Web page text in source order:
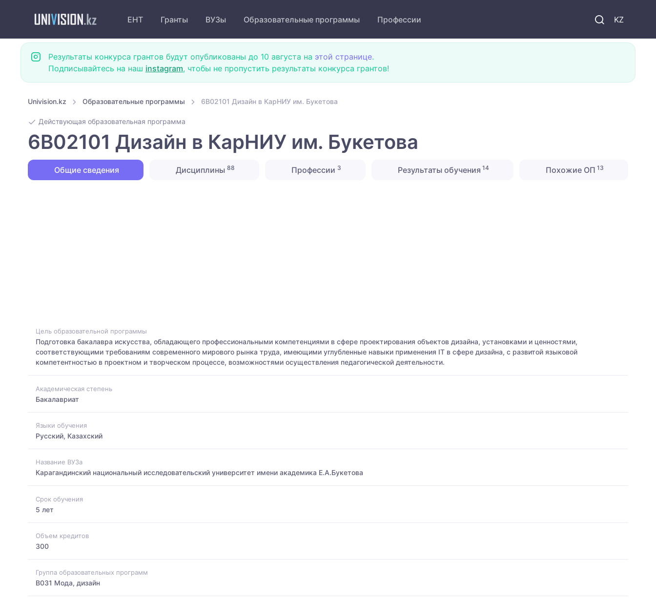
KZ
ЕНТ Гранты ВУЗы Образовательные программы Профессии
Результаты конкурса грантов будут опубликованы до 10 августа на этой странице.
Подписывайтесь на наш instagram, чтобы не пропустить результаты конкурса грантов!
Univision.kz Образовательные программы 6B02101 Дизайн в КарНИУ им. Букетова
Действующая образовательная программа
6B02101 Дизайн в КарНИУ им. Букетова
Общие сведения Дисциплины 88 Профессии 3 Результаты обучения 14 Похожие ОП 13
Цель образовательной программы
Подготовка бакалавра искусства, обладающего профессиональными компетенциями в сфере проектирования объектов дизайна, установками и ценностями,
соответствующими требованиям современного мирового рынка труда, имеющими углубленные навыки применения IT в сфере дизайна, с развитой языковой
компетентностью в проектном и творческом процессе, возможностями осуществления педагогической деятельности.
Академическая степень
Бакалавриат
Языки обучения
Русский, Казахский
Название ВУЗа
Карагандинский национальный исследовательский университет имени академика Е.А.Букетова
Срок обучения
5 лет
Объем кредитов
300
Группа образовательных программ
B031 Мода, дизайн